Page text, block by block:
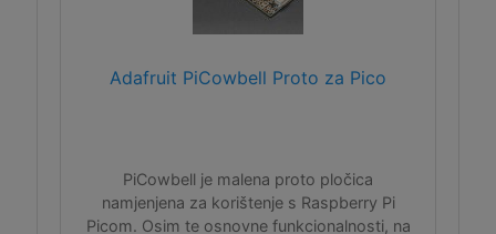
Adafruit PiCowbell Proto za Pico
PiCowbell je malena proto pločica
namjenjena za korištenje s Raspberry Pi
Picom. Osim te osnovne funkcionalnosti, na